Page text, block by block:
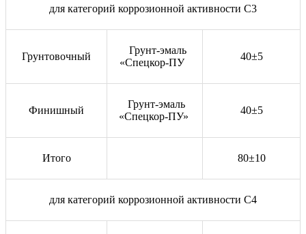
для категорий коррозионной активности С3
Грунтовочный
Грунт-эмаль
«Спецкор-ПУ
40±5
Финишный
Грунт-эмаль
«Спецкор-ПУ»
40±5
Итого 80±10
для категорий коррозионной активности С4